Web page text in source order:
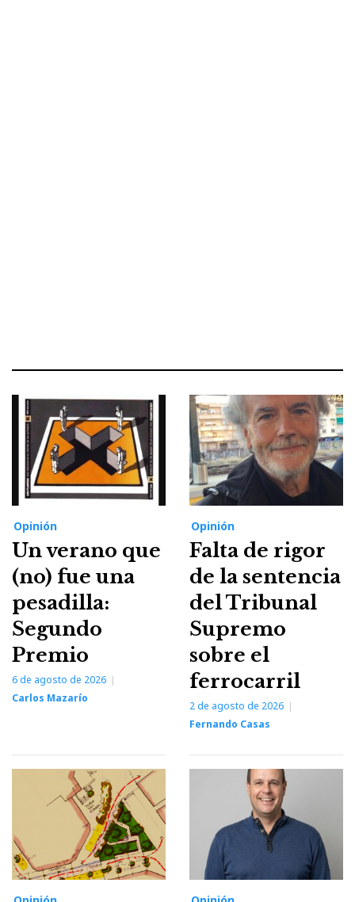
Opinión
Un verano que
(no) fue una
pesadilla:
Segundo
Premio
6 de agosto de 2026
Carlos Mazarío
Opinión
Falta de rigor
de la sentencia
del Tribunal
Supremo
sobre el
ferrocarril
2 de agosto de 2026
Fernando Casas